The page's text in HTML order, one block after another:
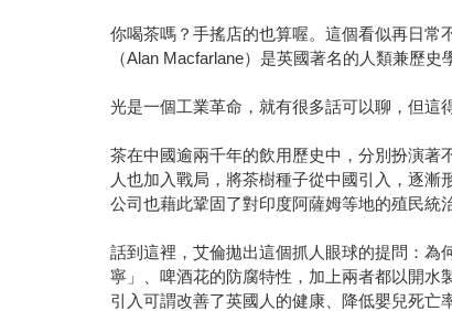
你喝茶嗎？手搖店的也算喔。這個看似再日常
（Alan Macfarlane）是英國著名的人類兼歷
光是一個工業革命，就有很多話可以聊，但這
茶在中國逾兩千年的飲用歷史中，分別扮演著
人也加入戰局，將茶樹種子從中國引入，逐
公司也藉此鞏固了對印度阿薩姆等地的殖民統治
話到這裡，艾倫拋出這個抓人眼球的提問：為
寧」、啤酒花的防腐特性，加上兩者都以開水
引入可謂改善了英國人的健康、降低嬰兒死